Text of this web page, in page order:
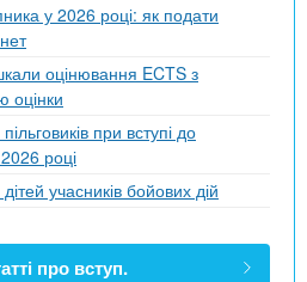
у 2026 році: як подати
оцінювання ECTS з
оцінки
при вступі до
році
учасників бойових дій
про вступ.